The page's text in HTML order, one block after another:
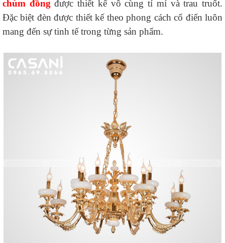
chùm đồng được thiết kế vô cùng tỉ mỉ và trau truốt.
Đặc biệt đèn được thiết kế theo phong cách cổ điển luôn
mang đến sự tinh tế trong từng sản phẩm.